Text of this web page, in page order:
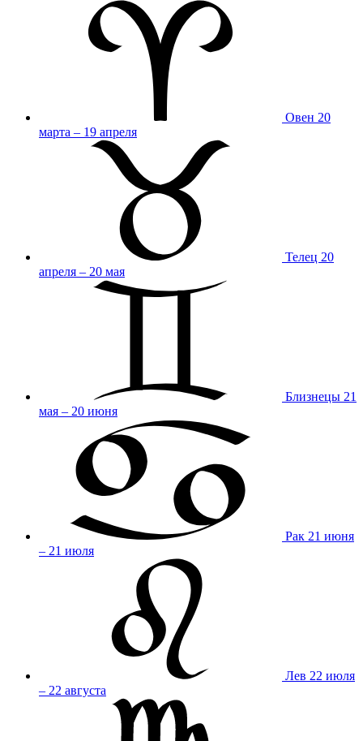
Овен 20
марта – 19 апреля
Телец 20
апреля – 20 мая
Близнецы 21
мая – 20 июня
Рак 21 июня
– 21 июля
Лев 22 июля
– 22 августа